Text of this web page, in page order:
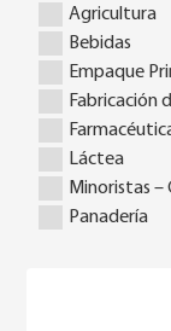
Agricultura
Bebidas
Empaque
Fabricación
Láctea
Minoristas –
Panadería